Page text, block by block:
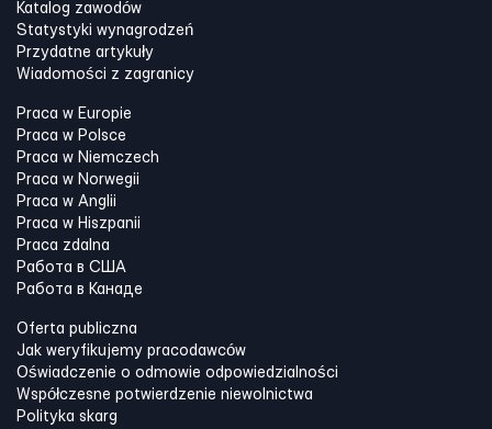
Katalog zawodów
Statystyki wynagrodzeń
Przydatne artykuły
Wiadomości z zagranicy
Praca w Europie
Praca w Polsce
Praca w Niemczech
Praca w Norwegii
Praca w Anglii
Praca w Hiszpanii
Praca zdalna
Работа в США
Работа в Канадe
Oferta publiczna
Jak weryfikujemy pracodawców
Oświadczenie o odmowie odpowiedzialności
Współczesne potwierdzenie niewolnictwa
Polityka skarg